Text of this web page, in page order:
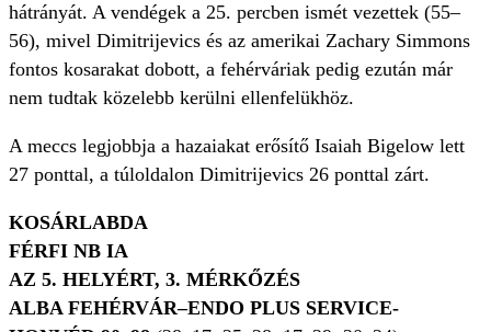
hátrányát. A vendégek a 25. percben ismét vezettek (55–
56), mivel Dimitrijevics és az amerikai Zachary Simmons
fontos kosarakat dobott, a fehérváriak pedig ezután már
nem tudtak közelebb kerülni ellenfelükhöz.
A meccs legjobbja a hazaiakat erősítő Isaiah Bigelow lett
27 ponttal, a túloldalon Dimitrijevics 26 ponttal zárt.
KOSÁRLABDA
FÉRFI NB IA
AZ 5. HELYÉRT, 3. MÉRKŐZÉS
ALBA FEHÉRVÁR–ENDO PLUS SERVICE-